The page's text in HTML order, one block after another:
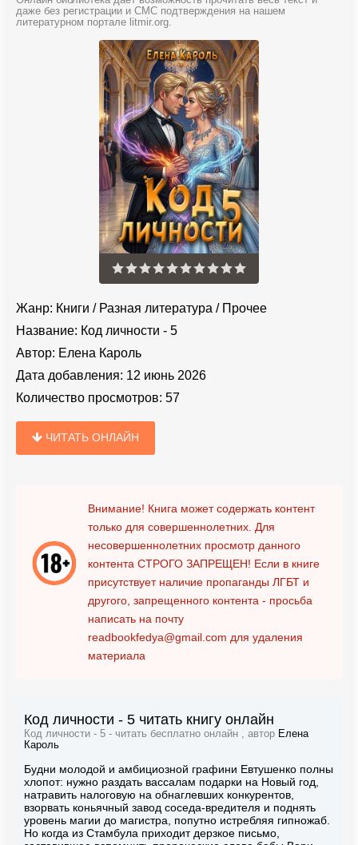
даже без регистрации и СМС подтверждения на нашем
литературном портале litmir.org.
Жанр: Книги / Разная литература / Прочее
Название: Код личности - 5
Автор: Елена Кароль
Дата добавления: 12 июнь 2026
Количество просмотров: 57
ЧИТАТЬ ОНЛАЙН
Внимание! Книга может содержать контент
только для совершеннолетних. Для
несовершеннолетних просмотр данного
контента СТРОГО ЗАПРЕЩЕН! Если в книге
присутствует наличие пропаганды ЛГБТ и
другого, запрещенного контента - просьба
написать на почту
readbookfedya@gmail.com для удаления
материала
Код личности - 5 читать книгу онлайн
Код личности - 5 - читать бесплатно онлайн , автор Елена
Кароль
Будни молодой и амбициозной графини Евтушенко полны
хлопот: нужно раздать вассалам подарки на Новый год,
натравить налоговую на обнаглевших конкурентов,
взорвать коньячный завод соседа-вредителя и поднять
уровень магии до магистра, попутно истребляя гипножаб.
Но когда из Стамбула приходит дерзкое письмо,